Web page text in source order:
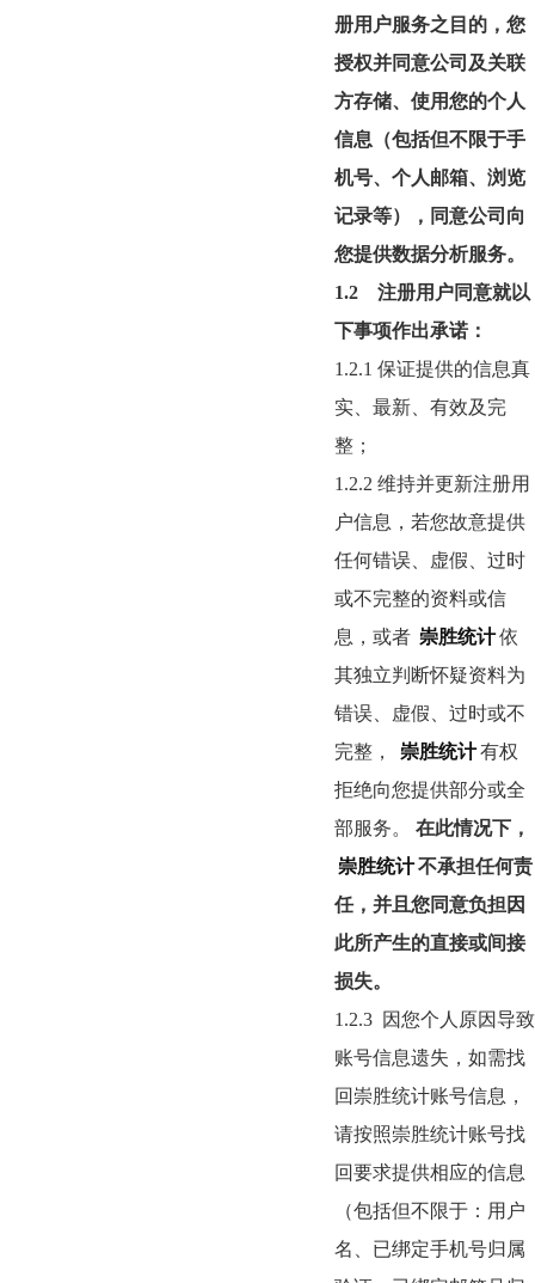
册用户服务之目的，您
授权并同意公司及关联
方存储、使用您的个人
信息（包括但不限于手
机号、个人邮箱、浏览
记录等），同意公司向
您提供数据分析服务。
1.2
注册用户同意就以
下事项作出承诺：
1.2.1 保证提供的信息真
实、最新、有效及完
整；
1.2.2 维持并更新注册用
户信息，若您故意提供
任何错误、虚假、过时
或不完整的资料或信
息，或者 崇胜统计依
其独立判断怀疑资料为
错误、虚假、过时或不
完整，
崇胜统计有权
拒绝向您提供部分或全
部服务。 在此情况下，
崇胜统计不承担任何责
任，并且您同意负担因
此所产生的直接或间接
损失。
1.2.3 因您个人原因导致
账号信息遗失，如需找
回崇胜统计账号信息，
请按照崇胜统计账号找
回要求提供相应的信息
（包括但不限于：用户
名、已绑定手机号归属